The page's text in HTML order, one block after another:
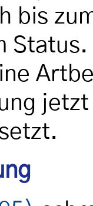
bis